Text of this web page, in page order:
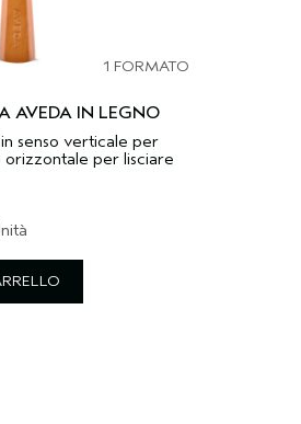
1 FORMATO
AVEDA IN LEGNO
senso verticale per
orizzontale per lisciare